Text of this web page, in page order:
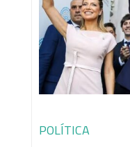
POLÍTICA